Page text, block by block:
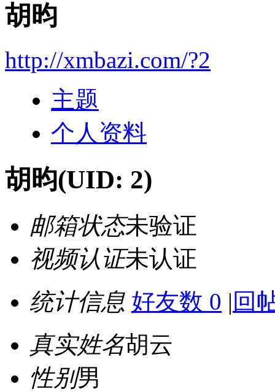
胡昀
http://xmbazi.com/?2
主题
个人资料
胡昀(UID: 2)
邮箱状态未验证
视频认证未认证
统计信息 好友数 0 | 回
真实姓名胡云
性别男